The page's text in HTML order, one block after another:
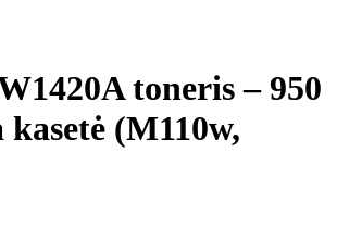
toneris – 950
(M110w,